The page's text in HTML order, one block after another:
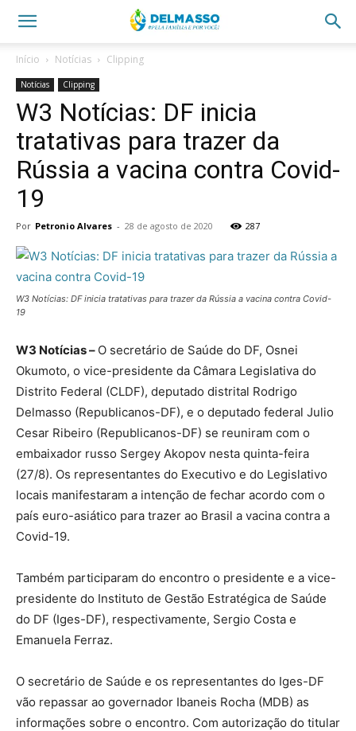
Início Notícias Clipping
Notícias Clipping
W3 Notícias: DF inicia
tratativas para trazer da
Rússia a vacina contra Covid-
19
Por Petronio Alvares - 28 de agosto de 2020 287
W3 Notícias: DF inicia tratativas para trazer da Rússia a vacina contra Covid-
19
W3 Notícias – O secretário de Saúde do DF, Osnei
Okumoto, o vice-presidente da Câmara Legislativa do
Distrito Federal (CLDF), deputado distrital Rodrigo
Delmasso (Republicanos-DF), e o deputado federal Julio
Cesar Ribeiro (Republicanos-DF) se reuniram com o
embaixador russo Sergey Akopov nesta quinta-feira
(27/8). Os representantes do Executivo e do Legislativo
locais manifestaram a intenção de fechar acordo com o
país euro-asiático para trazer ao Brasil a vacina contra a
Covid-19.
Também participaram do encontro o presidente e a vice-
presidente do Instituto de Gestão Estratégica de Saúde
do DF (Iges-DF), respectivamente, Sergio Costa e
Emanuela Ferraz.
O secretário de Saúde e os representantes do Iges-DF
vão repassar ao governador Ibaneis Rocha (MDB) as
informações sobre o encontro. Com autorização do titular